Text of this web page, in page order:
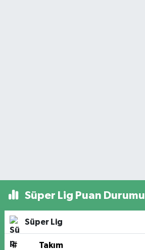
Süper Lig Puan Durumu
Süper Lig
# Takım